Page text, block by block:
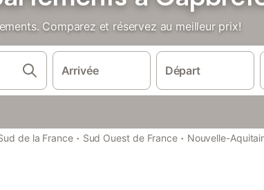
Comparez et réservez au meilleur prix!
Arrivée Départ
de la France · Sud Ouest de France · Nouvelle-